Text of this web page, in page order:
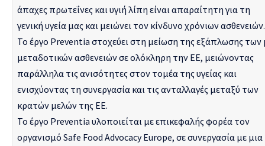
άπαχες πρωτεΐνες και υγιή λίπη είναι απαραίτητη για τη
γενική υγεία μας και μειώνει τον κίνδυνο χρόνιων ασθενειών.
Το έργο Preventia στοχεύει στη μείωση της εξάπλωσης των
μεταδοτικών ασθενειών σε ολόκληρη την ΕΕ, μειώνοντας
παράλληλα τις ανισότητες στον τομέα της υγείας και
ενισχύοντας τη συνεργασία και τις ανταλλαγές μεταξύ των
κρατών μελών της ΕΕ.
Το έργο Preventia υλοποιείται με επικεφαλής φορέα τον
οργανισμό Safe Food Advocacy Europe, σε συνεργασία με μια